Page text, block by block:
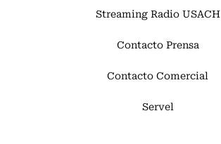
Streaming Radio USACH
Contacto Prensa
Contacto Comercial
Servel